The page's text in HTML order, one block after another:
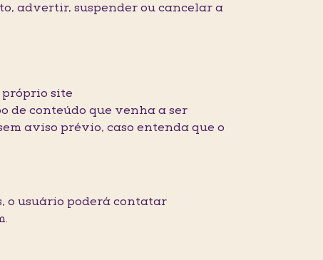
advertir, suspender ou cancelar a
próprio site
de conteúdo que venha a ser
aviso prévio, caso entenda que o
o usuário poderá contatar